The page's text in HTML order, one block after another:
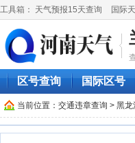
工具箱： 天气预报15天查询 国际
区号查询 国际区号
当前位置： 交通违章查询 > 黑龙